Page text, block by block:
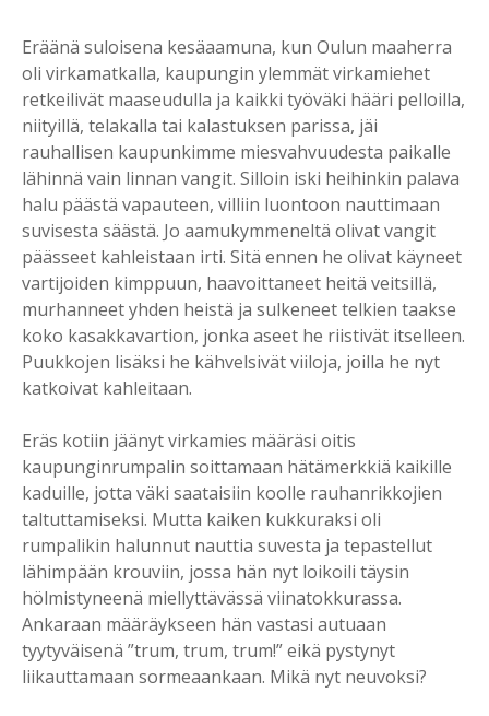
Eräänä suloisena kesäaamuna, kun Oulun maaherra
oli virkamatkalla, kaupungin ylemmät virkamiehet
retkeilivät maaseudulla ja kaikki työväki hääri pelloilla,
niityillä, telakalla tai kalastuksen parissa, jäi
rauhallisen kaupunkimme miesvahvuudesta paikalle
lähinnä vain linnan vangit. Silloin iski heihinkin palava
halu päästä vapauteen, villiin luontoon nauttimaan
suvisesta säästä. Jo aamukymmeneltä olivat vangit
päässeet kahleistaan irti. Sitä ennen he olivat käyneet
vartijoiden kimppuun, haavoittaneet heitä veitsillä,
murhanneet yhden heistä ja sulkeneet telkien taakse
koko kasakkavartion, jonka aseet he riistivät itselleen.
Puukkojen lisäksi he kähvelsivät viiloja, joilla he nyt
katkoivat kahleitaan.
Eräs kotiin jäänyt virkamies määräsi oitis
kaupunginrumpalin soittamaan hätämerkkiä kaikille
kaduille, jotta väki saataisiin koolle rauhanrikkojien
taltuttamiseksi. Mutta kaiken kukkuraksi oli
rumpalikin halunnut nauttia suvesta ja tepastellut
lähimpään krouviin, jossa hän nyt loikoili täysin
hölmistyneenä miellyttävässä viinatokkurassa.
Ankaraan määräykseen hän vastasi autuaan
tyytyväisenä ”trum, trum, trum!” eikä pystynyt
liikauttamaan sormeaankaan. Mikä nyt neuvoksi?